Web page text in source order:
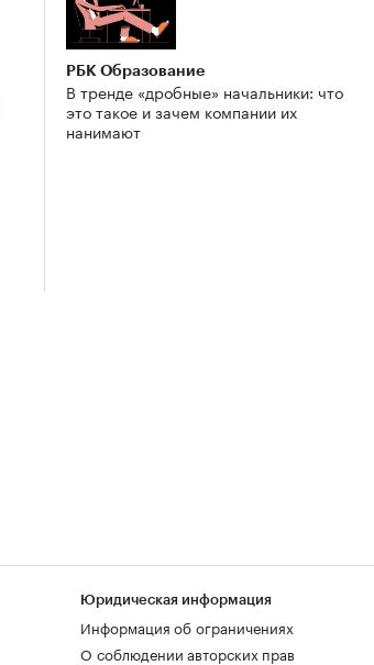
РБК Образование
В тренде «дробные» начальники: что
это такое и зачем компании их
нанимают
Юридическая информация
Информация об ограничениях
О соблюдении авторских прав